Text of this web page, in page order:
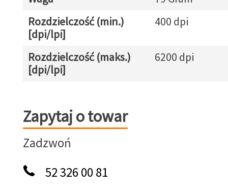
Rozdzielczość (min.)
[dpi/lpi]
400 dpi
Rozdzielczość (maks.)
[dpi/lpi]
6200 dpi
Zapytaj o towar
Zapytaj o towar
Zadzwoń
52 326 00 81